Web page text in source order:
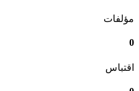
مؤلفات
0
اقتباس